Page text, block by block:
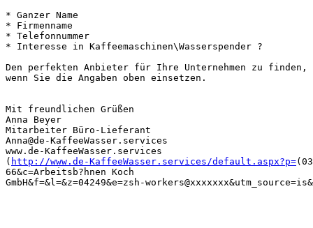
* Ganzer Name
* Firmenname
* Telefonnummer
* Interesse in Kaffeemaschinen\Wasserspender ?
Den perfekten Anbieter für Ihre Unternehmen zu
wenn Sie die Angaben oben einsetzen.
Mit freundlichen Grüßen
Anna Beyer
Mitarbeiter Büro-Lieferant
Anna@de-KaffeeWasser.services
www.de-KaffeeWasser.services
( http://www.de-KaffeeWasser.services/default.aspx?p=
66&c=Arbeitsb?hnen Koch
GmbH&f=&l=&z=04249&e=zsh-